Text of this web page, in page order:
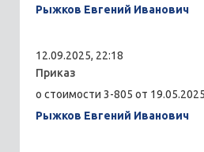
Рыжков Евгений Иванович
12.09.2025, 22:18
Приказ
о стоимости 3-805 от
Рыжков Евгений Иванович